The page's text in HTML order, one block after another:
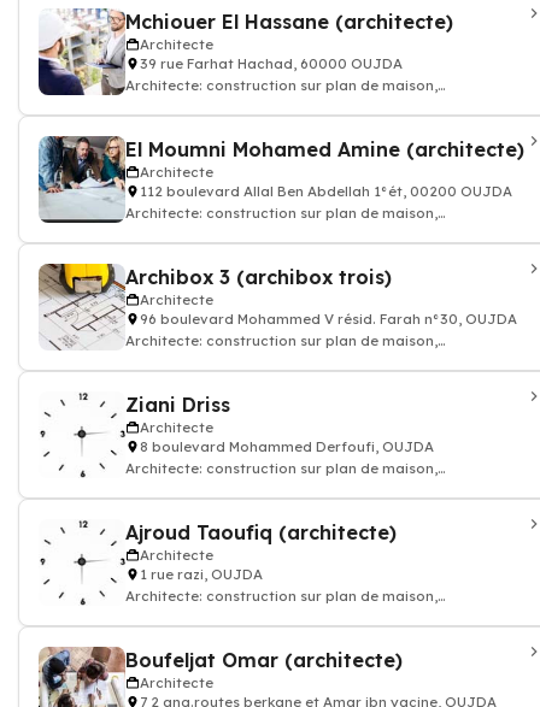
Mchiouer El Hassane (architecte)
Architecte
39 rue Farhat Hachad, 60000 OUJDA
Architecte: construction sur plan de maison,
El Moumni Mohamed Amine (architecte)
Architecte
112 boulevard Allal Ben Abdellah 1°ét, 00200 OUJDA
Architecte: construction sur plan de maison,
Archibox 3 (archibox trois)
Architecte
96 boulevard Mohammed V résid. Farah n°30, OUJDA
Architecte: construction sur plan de maison,
Ziani Driss
Architecte
8 boulevard Mohammed Derfoufi, OUJDA
Architecte: construction sur plan de maison,
Ajroud Taoufiq (architecte)
Architecte
1 rue razi, OUJDA
Architecte: construction sur plan de maison,
Boufeljat Omar (architecte)
Architecte
7 2 ang.routes berkane et Amar ibn yacine, OUJDA